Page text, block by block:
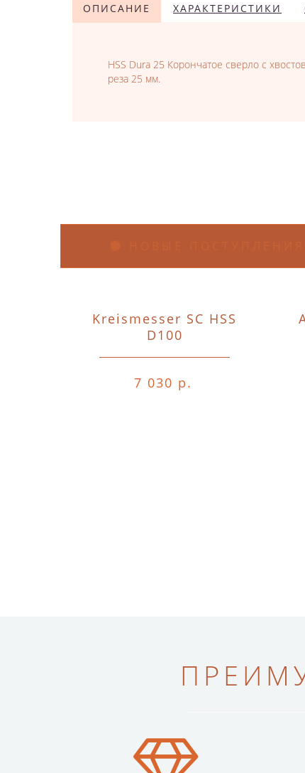
ОПИСАНИЕ ХАРАКТЕРИСТИКИ
HSS Dura 25 Корончатое сверло с
реза 25 мм.
Kreismesser SC HSS
D100
7 030 р.